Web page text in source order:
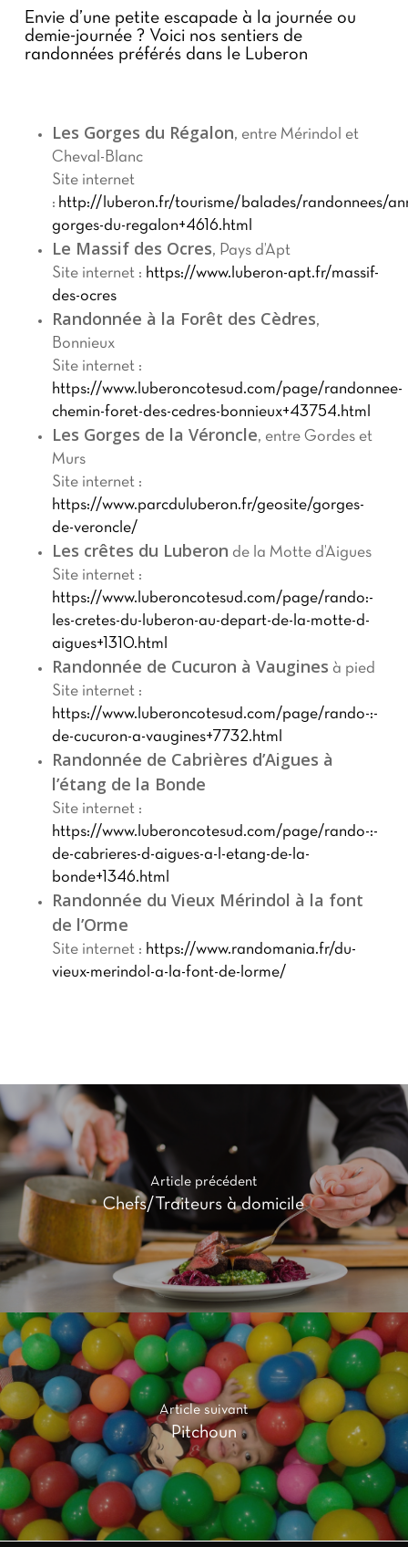
Envie d’une petite escapade à la journée ou
demie-journée ? Voici nos sentiers de
randonnées préférés dans le Luberon
Les Gorges du Régalon, entre Mérindol et
Cheval-Blanc
Site internet
: http://luberon.fr/tourisme/balades/randonnees/
gorges-du-regalon+4616.html
Le Massif des Ocres, Pays d’Apt
Site internet : https://www.luberon-apt.fr/massif-
des-ocres
Randonnée à la Forêt des Cèdres,
Bonnieux
Site internet :
https://www.luberoncotesud.com/page/randonnee-
chemin-foret-des-cedres-bonnieux+43754.html
Les Gorges de la Véroncle, entre Gordes et
Murs
Site internet :
https://www.parcduluberon.fr/geosite/gorges-
de-veroncle/
Les crêtes du Luberon de la Motte d’Aigues
Site internet :
https://www.luberoncotesud.com/page/rando:-
les-cretes-du-luberon-au-depart-de-la-motte-d-
aigues+1310.html
Randonnée de Cucuron à Vaugines à pied
Site internet :
https://www.luberoncotesud.com/page/rando-:-
de-cucuron-a-vaugines+7732.html
Randonnée de Cabrières d’Aigues à
l’étang de la Bonde
Site internet :
https://www.luberoncotesud.com/page/rando-:-
de-cabrieres-d-aigues-a-l-etang-de-la-
bonde+1346.html
Randonnée du Vieux Mérindol à la font
de l’Orme
Site internet : https://www.randomania.fr/du-
vieux-merindol-a-la-font-de-lorme/
Article précédent
Chefs/Traiteurs à domicile
Article suivant
Pitchoun